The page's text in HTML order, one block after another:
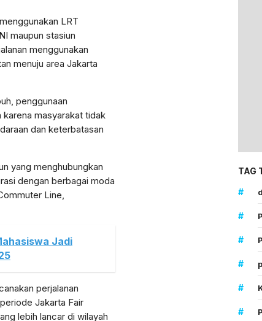
LRT
maupun stasiun
menggunakan
menuju area Jakarta
penggunaan
masyarakat tidak
dan keterbatasan
yang menghubungkan
dengan berbagai moda
Line,
Jadi
perjalanan
Jakarta Fair
lebih lancar di wilayah
TAG
#
#
#
#
#
#